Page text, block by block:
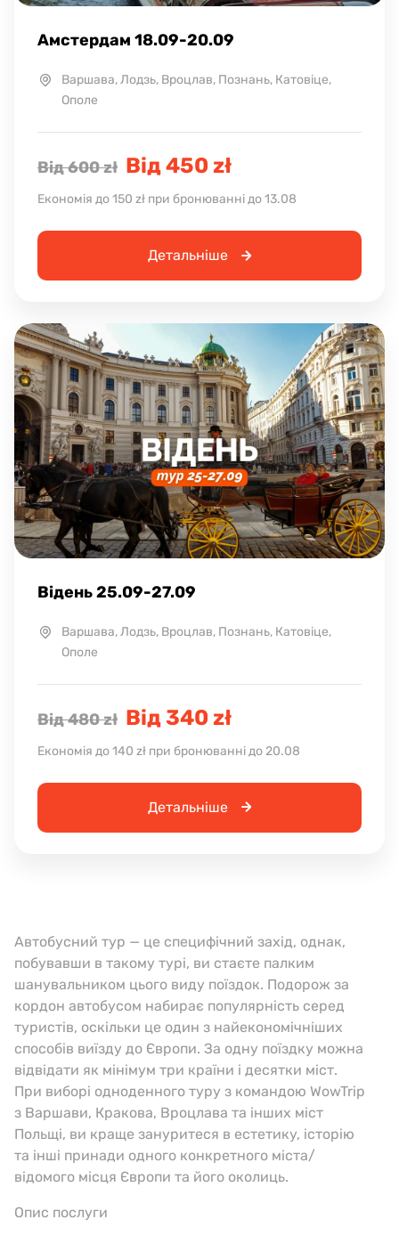
Амстердам 18.09-20.09
Варшава, Лодзь, Вроцлав, Познань, Катовіце,
Ополе
Від 600 zł Від 450 zł
Економія до 150 zł при бронюванні до 13.08
Детальніше
Відень 25.09-27.09
Варшава, Лодзь, Вроцлав, Познань, Катовіце,
Ополе
Від 480 zł Від 340 zł
Економія до 140 zł при бронюванні до 20.08
Детальніше
Автобусний тур — це специфічний захід, однак,
побувавши в такому турі, ви стаєте палким
шанувальником цього виду поїздок. Подорож за
кордон автобусом набирає популярність серед
туристів, оскільки це один з найекономічніших
способів виїзду до Європи. За одну поїздку можна
відвідати як мінімум три країни і десятки міст.
При виборі одноденного туру з командою WowTrip
з Варшави, Кракова, Вроцлава та інших міст
Польщі, ви краще зануритеся в естетику, історію
та інші принади одного конкретного міста/
відомого місця Європи та його околиць.
Опис послуги